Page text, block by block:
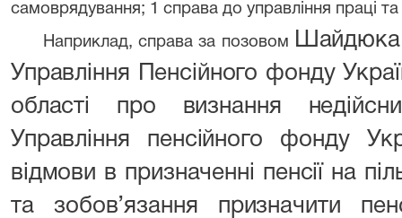
самоврядування; 1 справа до управління праці
Наприклад, справа за позовом
Шайдюка
Управління Пенсійного фонду
області про визнання
Управління пенсійного фонду
відмови в призначенні пенсії на
та зобов’язання призначити